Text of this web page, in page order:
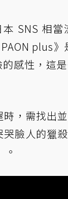
SNS 相
plus》
感性，這
，需找出
臉人的獵